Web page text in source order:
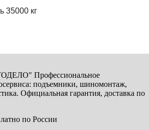
35000 кг
Профессиональное
подъемники, шиномонтаж,
Официальная гарантия, доставка по
по России